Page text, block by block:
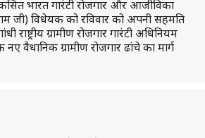
विकसित भारत गारंटी रोजगार और आजीविका
जी) विधेयक को रविवार को अपनी सहमति
राष्ट्रीय ग्रामीण रोजगार गारंटी अधिनियम
वैधानिक ग्रामीण रोजगार ढांचे का मार्ग